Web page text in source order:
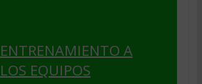
ENTRENAMIENTO A
LOS EQUIPOS